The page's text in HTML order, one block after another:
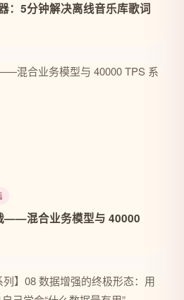
：5分钟解决离线音乐库歌词
——混合业务模型与 40000